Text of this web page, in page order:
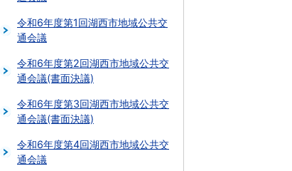
令和6年度第1回湖西市地域公共交
通会議
令和6年度第2回湖西市地域公共交
通会議(書面決議)
令和6年度第3回湖西市地域公共交
通会議(書面決議)
令和6年度第4回湖西市地域公共交
通会議